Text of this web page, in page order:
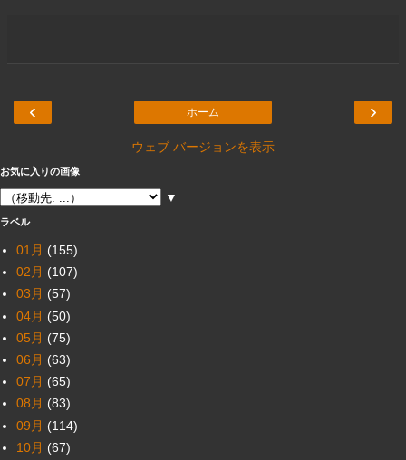
‹ ›
ホーム
ウェブ バージョンを表示
お気に入りの画像
▼
ラベル
01月 (155)
02月 (107)
03月 (57)
04月 (50)
05月 (75)
06月 (63)
07月 (65)
08月 (83)
09月 (114)
10月 (67)